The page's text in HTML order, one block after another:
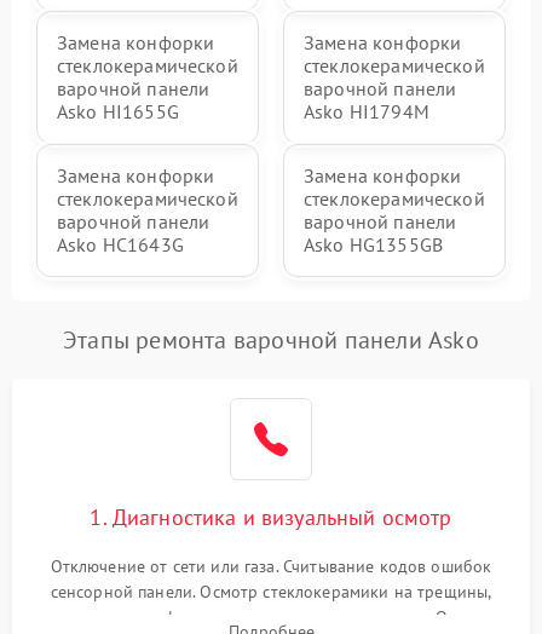
Замена конфорки
стеклокерамической
варочной панели
Asko HI1655G
Замена конфорки
стеклокерамической
варочной панели
Asko HI1794M
Замена конфорки
стеклокерамической
варочной панели
Asko HC1643G
Замена конфорки
стеклокерамической
варочной панели
Asko HG1355GB
Этапы ремонта варочной панели Asko
1. Диагностика и визуальный осмотр
Отключение от сети или газа. Считывание кодов ошибок
сенсорной панели. Осмотр стеклокерамики на трещины,
проверка конфорок на равномерность нагрева. Опрос